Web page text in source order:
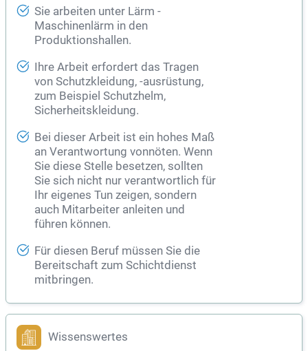
Sie arbeiten unter Lärm -
Maschinenlärm in den
Produktionshallen.
Ihre Arbeit erfordert das Tragen
von Schutzkleidung, -ausrüstung,
zum Beispiel Schutzhelm,
Sicherheitskleidung.
Bei dieser Arbeit ist ein hohes Maß
an Verantwortung vonnöten. Wenn
Sie diese Stelle besetzen, sollten
Sie sich nicht nur verantwortlich für
Ihr eigenes Tun zeigen, sondern
auch Mitarbeiter anleiten und
führen können.
Für diesen Beruf müssen Sie die
Bereitschaft zum Schichtdienst
mitbringen.
Wissenswertes